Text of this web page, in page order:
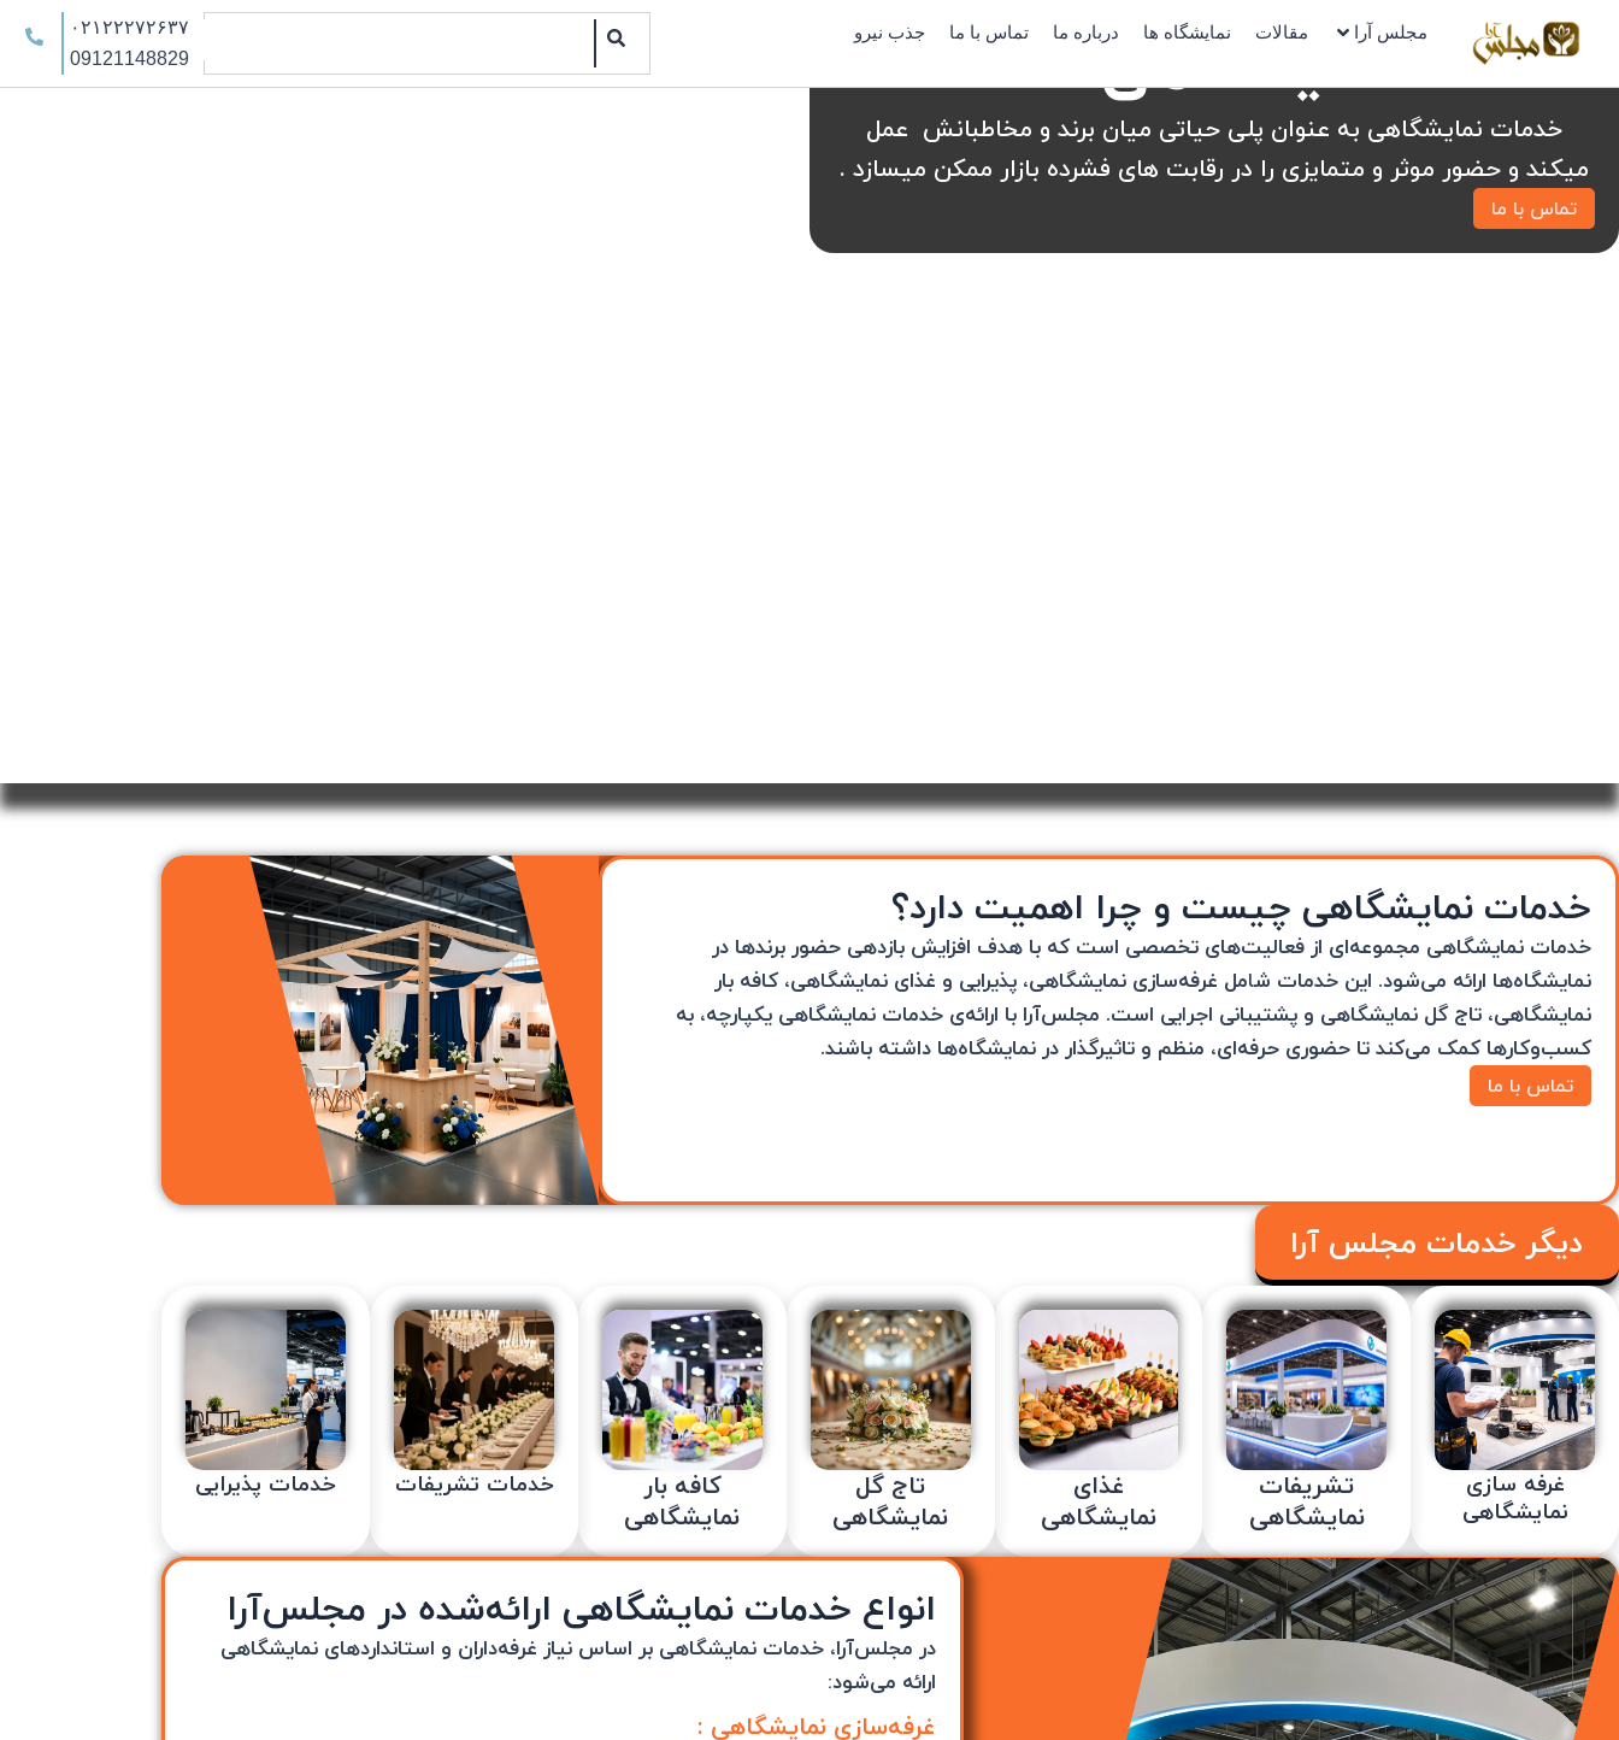
مجلس آرا مقالات نمایشگاه ها درباره ما تماس با ما جذب نیرو
۰۲۱۲۲۲۷۲۶۳۷
09121148829
خدمات نمایشگاهی
خدمات نمایشگاهی به عنوان پلی حیاتی میان برند و مخاطبانش عمل
میکند و حضور موثر و متمایزی را در رقابت های فشرده بازار ممکن میسازد .
تماس با ما
خدمات نمایشگاهی چیست و چرا اهمیت دارد؟
خدمات نمایشگاهی مجموعه‌ای از فعالیت‌های تخصصی است که با هدف افزایش بازدهی حضور برندها در
نمایشگاه‌ها ارائه می‌شود. این خدمات شامل غرفه‌سازی نمایشگاهی، پذیرایی و غذای نمایشگاهی، کافه بار
نمایشگاهی، تاج گل نمایشگاهی و پشتیبانی اجرایی است. مجلس‌آرا با ارائه‌ی خدمات نمایشگاهی یکپارچه، به
کسب‌وکارها کمک می‌کند تا حضوری حرفه‌ای، منظم و تاثیرگذار در نمایشگاه‌ها داشته باشند.
تماس با ما
دیگر خدمات مجلس آرا
غرفه سازی
نمایشگاهی
تشریفات
نمایشگاهی
غذای
نمایشگاهی
تاج گل
نمایشگاهی
کافه بار
نمایشگاهی
خدمات تشریفات خدمات پذیرایی
انواع خدمات نمایشگاهی ارائه‌شده در مجلس‌آرا
در مجلس‌آرا، خدمات نمایشگاهی بر اساس نیاز غرفه‌داران و استانداردهای نمایشگاهی
ارائه می‌شود:
غرفه‌سازی نمایشگاهی :